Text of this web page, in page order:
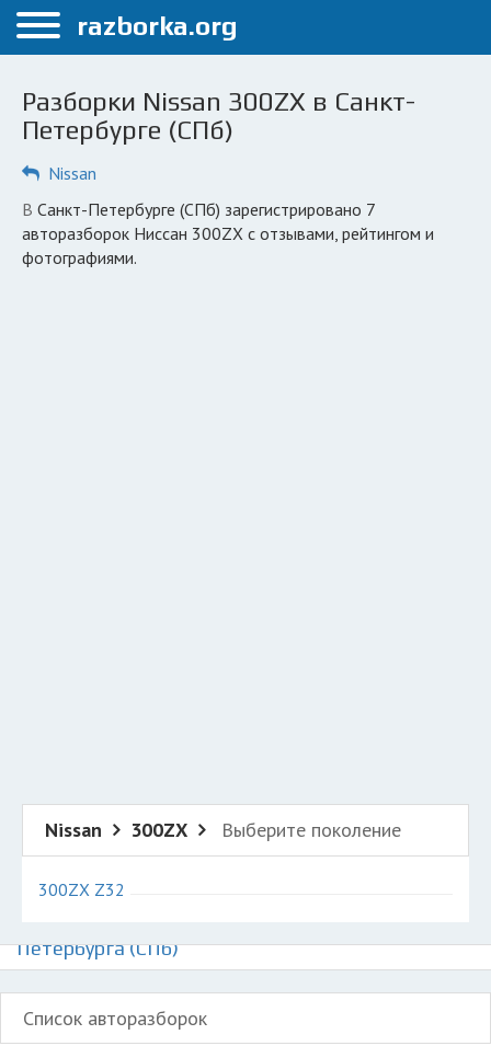
Меню
Санкт-Петербург
Автосервисы
Разборки Nissan 300ZX в Санкт-
Петербурге (СПб)
Nissan
в Санкт-Петербурге (СПб) зарегистрировано 7
авторазборок Ниссан 300ZX с отзывами, рейтингом и
фотографиями.
Nissan 300ZX Выберите поколение
300ZX Z32
Петербурга (СПб)
Список авторазборок
razborka.org